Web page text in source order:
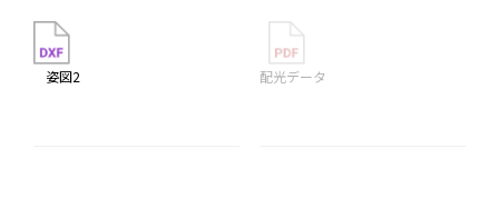
姿図2 配光データ